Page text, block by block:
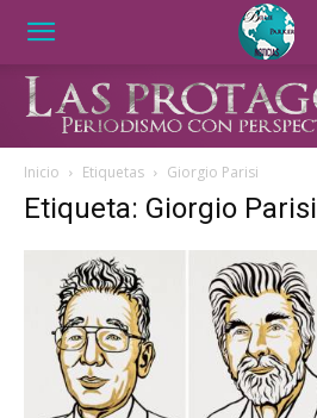
Inicio Etiquetas Giorgio Parisi
Etiqueta: Giorgio Parisi